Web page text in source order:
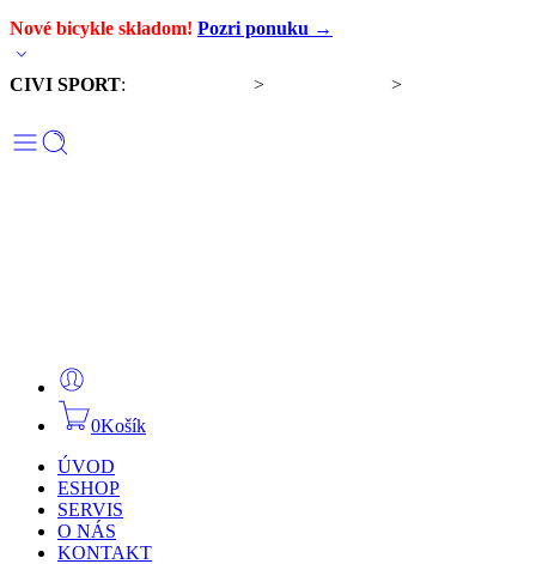
Nové bicykle skladom! Pozri ponuku →
CIVI SPORT: > >
0Košík
ÚVOD
ESHOP
SERVIS
O NÁS
KONTAKT